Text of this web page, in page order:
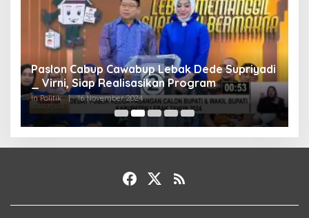
Paslon Cabup Cawabup Lebak Dede Supriyadi
_ Virni, Siap Realisasikan Program
In Politik | 16 November 2024